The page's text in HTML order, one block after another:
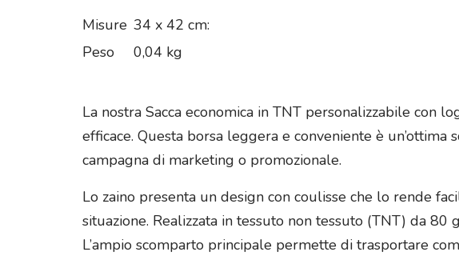
Misure 34 x 42 cm:
Peso
0,04 kg
La nostra Sacca economica in TNT personalizzabile con
efficace. Questa borsa leggera e conveniente è
campagna di marketing o promozionale.
Lo zaino presenta un design con coulisse che lo rende
situazione. Realizzata in tessuto non tessuto (TNT) da 80
L’ampio scomparto principale permette di trasportare